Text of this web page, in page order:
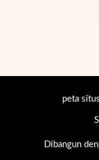
peta situs
Dibangun